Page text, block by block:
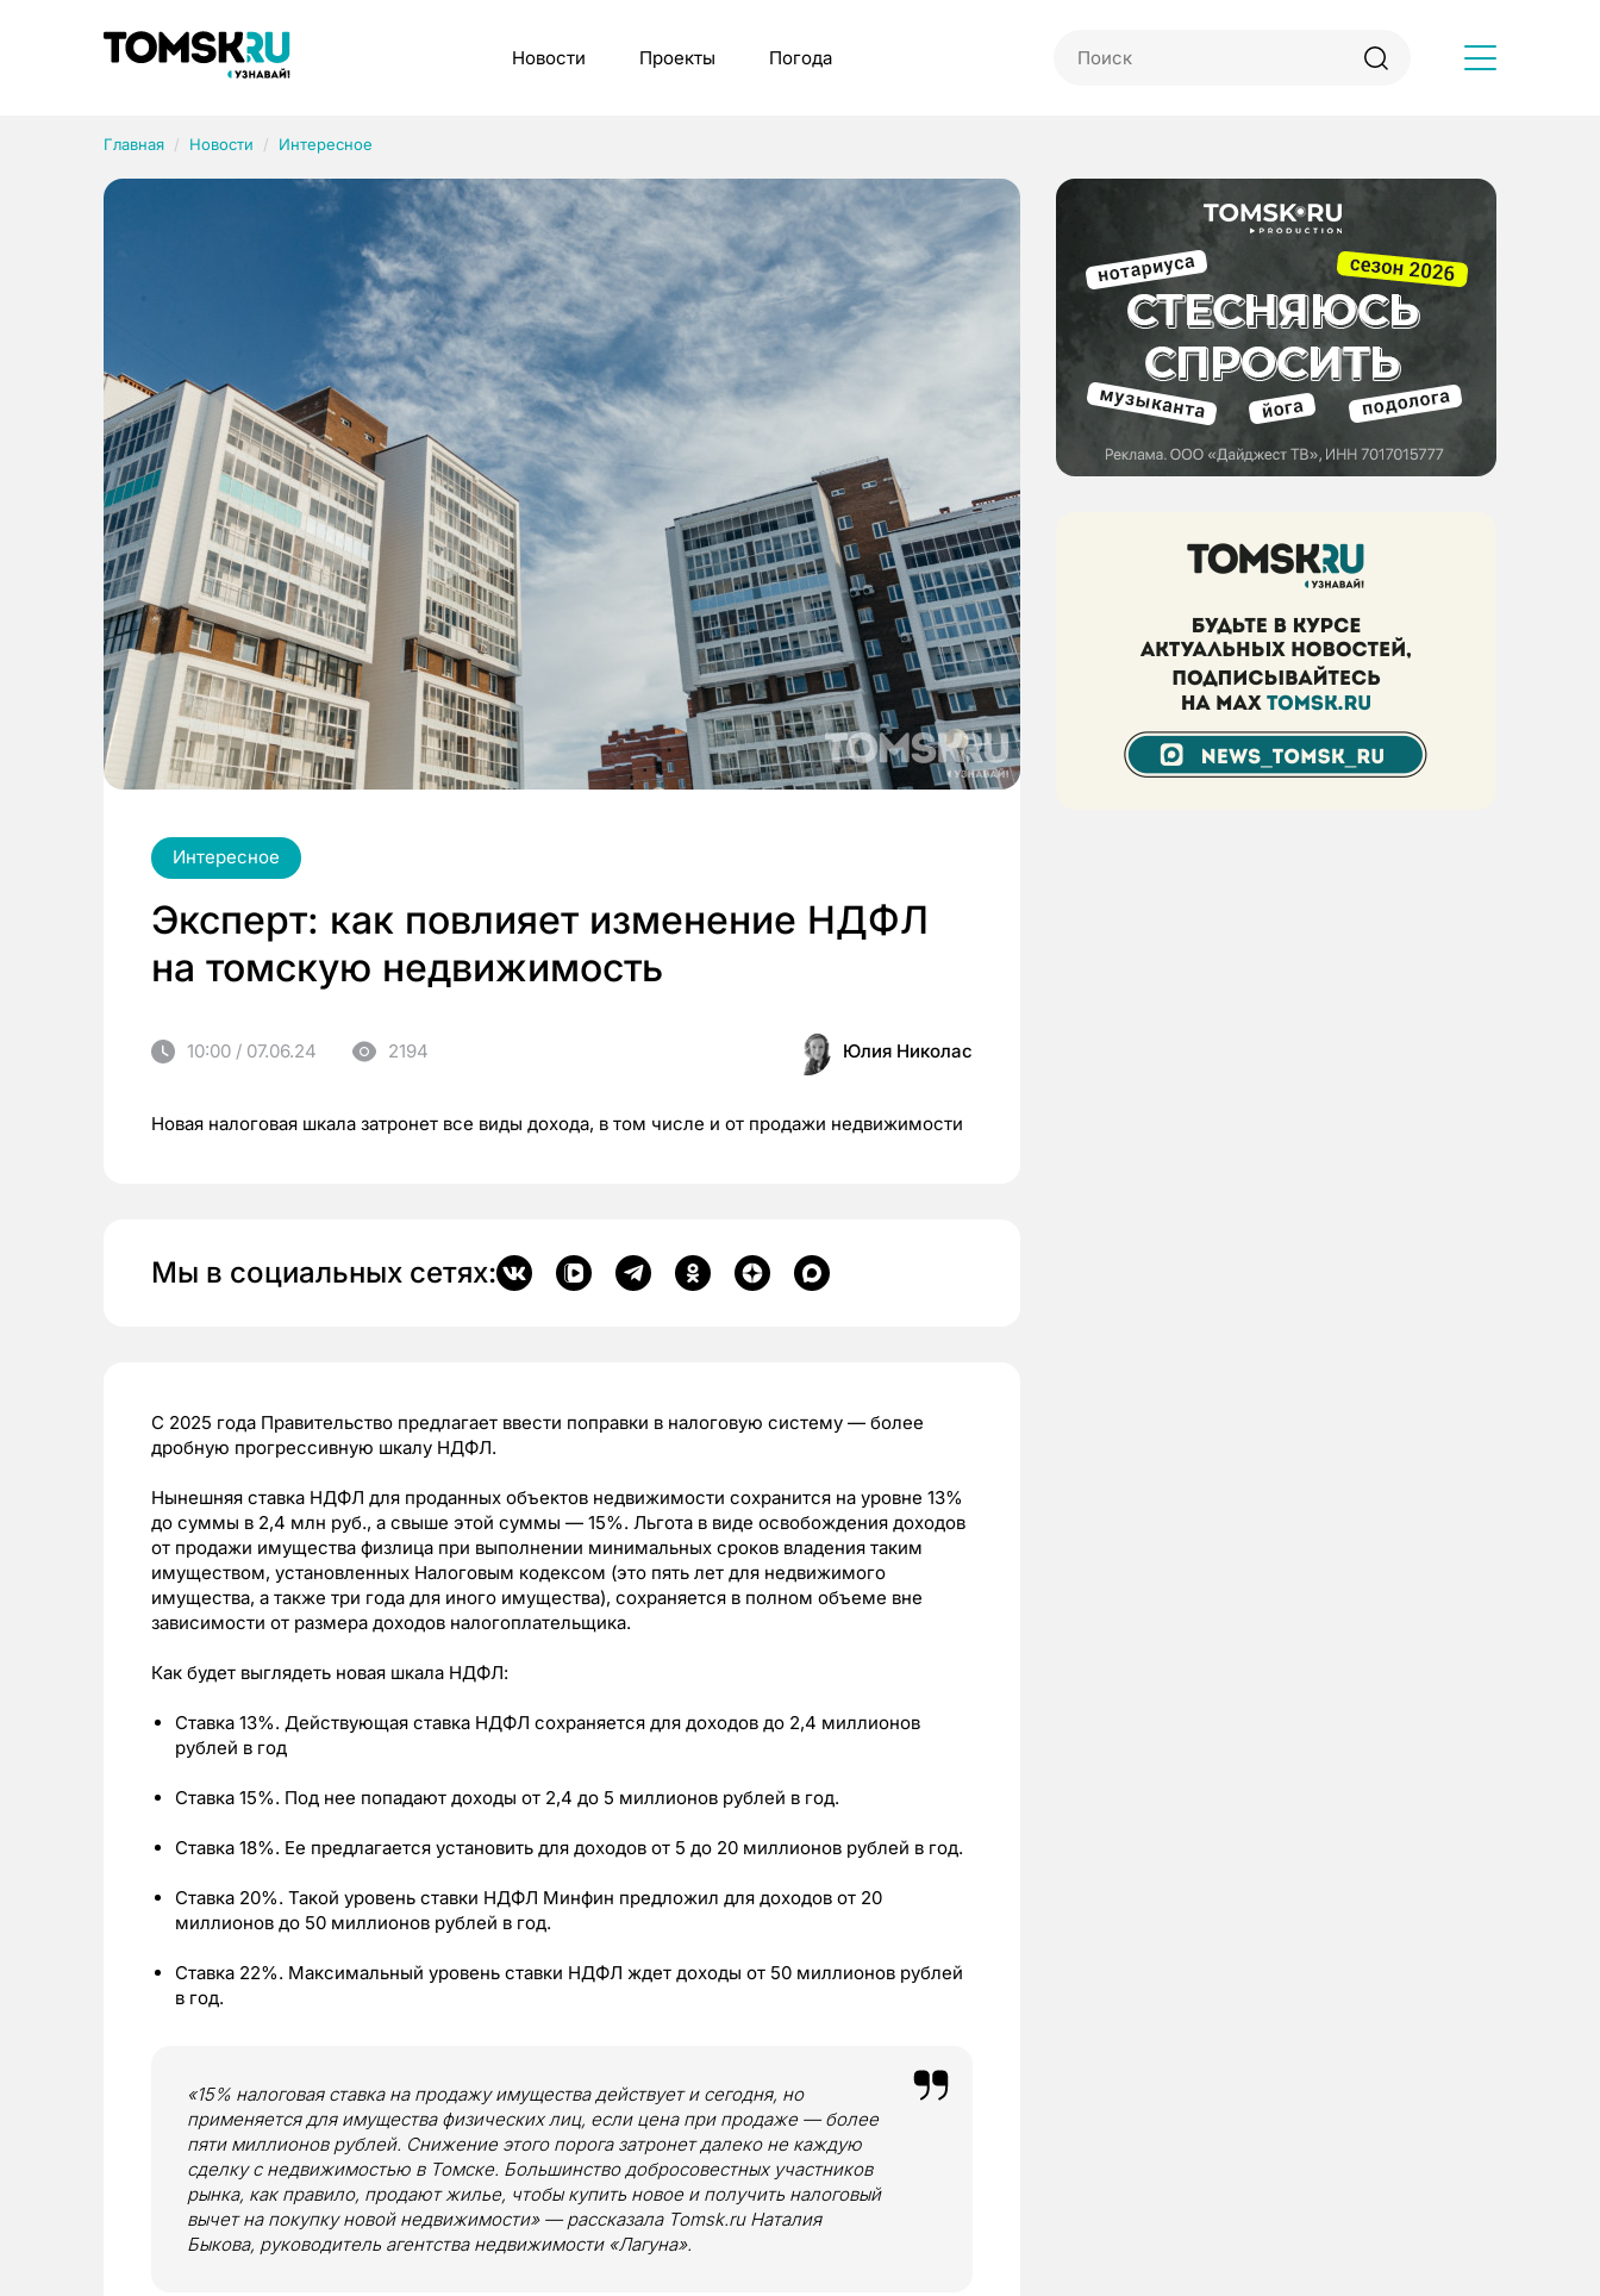
Новости Проекты Погода
Главная Новости Интересное
Интересное
Эксперт: как повлияет изменение НДФЛ
на томскую недвижимость
10:00 / 07.06.24 2194 Юлия Николас
Новая налоговая шкала затронет все виды дохода, в том числе и от продажи недвижимости
Мы в социальных сетях:
С 2025 года Правительство предлагает ввести поправки в налоговую систему — более
дробную прогрессивную шкалу НДФЛ.
Нынешняя ставка НДФЛ для проданных объектов недвижимости сохранится на уровне 13%
до суммы в 2,4 млн руб., а свыше этой суммы — 15%. Льгота в виде освобождения доходов
от продажи имущества физлица при выполнении минимальных сроков владения таким
имуществом, установленных Налоговым кодексом (это пять лет для недвижимого
имущества, а также три года для иного имущества), сохраняется в полном объеме вне
зависимости от размера доходов налогоплательщика.
Как будет выглядеть новая шкала НДФЛ:
Ставка 13%. Действующая ставка НДФЛ сохраняется для доходов до 2,4 миллионов
рублей в год
Ставка 15%. Под нее попадают доходы от 2,4 до 5 миллионов рублей в год.
Ставка 18%. Ее предлагается установить для доходов от 5 до 20 миллионов рублей в год.
Ставка 20%. Такой уровень ставки НДФЛ Минфин предложил для доходов от 20
миллионов до 50 миллионов рублей в год.
Ставка 22%. Максимальный уровень ставки НДФЛ ждет доходы от 50 миллионов рублей
в год.
«15% налоговая ставка на продажу имущества действует и сегодня, но
применяется для имущества физических лиц, если цена при продаже — более
пяти миллионов рублей. Снижение этого порога затронет далеко не каждую
сделку с недвижимостью в Томске. Большинство добросовестных участников
рынка, как правило, продают жилье, чтобы купить новое и получить налоговый
вычет на покупку новой недвижимости» — рассказала Tomsk.ru Наталия
Быкова, руководитель агентства недвижимости «Лагуна».
Рубрики